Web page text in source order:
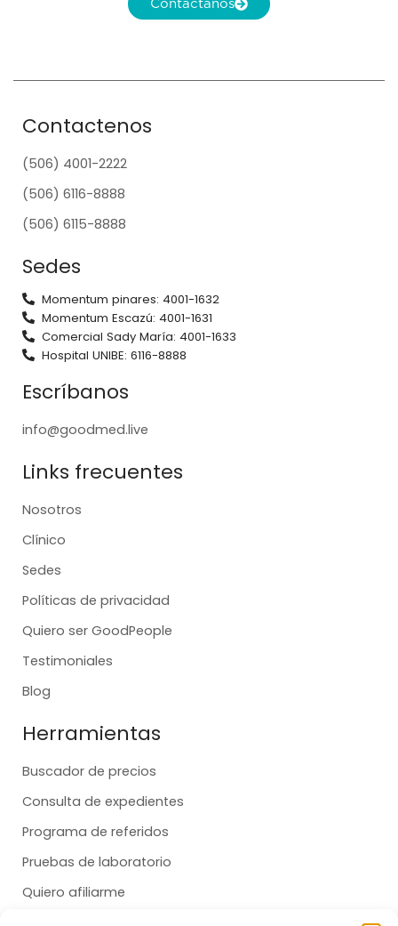
Contactanos
Contactenos
(506) 4001-2222
(506) 6116-8888
(506) 6115-8888
Sedes
Momentum pinares: 4001-1632
Momentum Escazú: 4001-1631
Comercial Sady María: 4001-1633
Hospital UNIBE: 6116-8888
Escríbanos
info@goodmed.live
Links frecuentes
Nosotros
Clínico
Sedes
Políticas de privacidad
Quiero ser GoodPeople
Testimoniales
Blog
Herramientas
Buscador de precios
Consulta de expedientes
Programa de referidos
Pruebas de laboratorio
Quiero afiliarme